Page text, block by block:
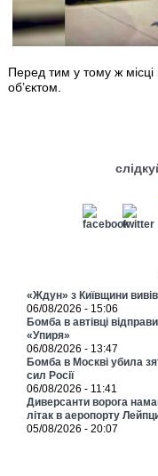
Перед тим у тому ж місці
об’єктом.
«Ждун» з Київщини
06/08/2026 - 15:06
Бомба в автівці
«Упиря»
06/08/2026 - 13:47
Бомба в Москві убила
сил Росії
06/08/2026 - 11:41
Диверсанти ворога
літак в аеропорту
05/08/2026 - 20:07